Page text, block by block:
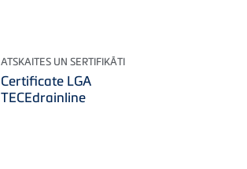
ATSKAITES UN SERTIFIKĀTI
Certificate LGA
TECEdrainline